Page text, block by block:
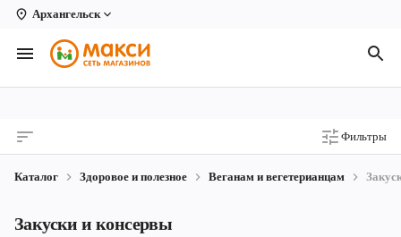
Архангельск
Вологда
Архангельск
Киров
Коряжма
Фильтры
Каталог Здоровое и полезное Веганам и вегетерианцам
Закуски и консервы